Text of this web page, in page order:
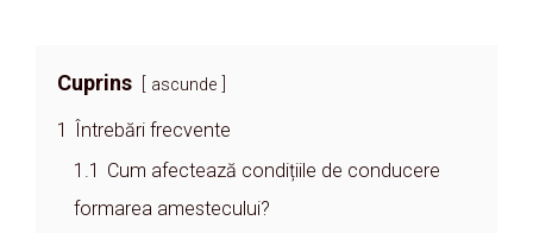
Cuprins ascunde
1
Întrebări frecvente
1.1 Cum afectează condițiile de conducere
formarea amestecului?